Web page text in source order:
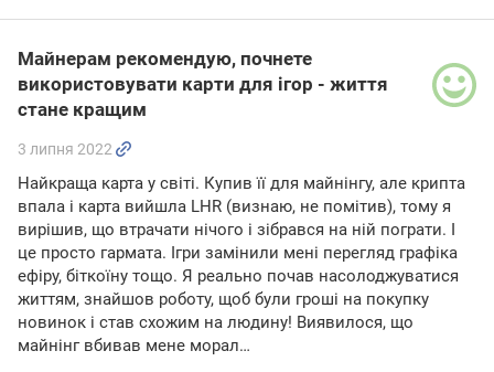
Майнерам рекомендую, почнете
використовувати карти для ігор - життя
стане кращим
3 липня 2022
Найкраща карта у світі. Купив її для майнінгу, але крипта
впала і карта вийшла LHR (визнаю, не помітив), тому я
вирішив, що втрачати нічого і зібрався на ній пограти. І
це просто гармата. Ігри замінили мені перегляд графіка
ефіру, біткоїну тощо. Я реально почав насолоджуватися
життям, знайшов роботу, щоб були гроші на покупку
новинок і став схожим на людину! Виявилося, що
майнінг вбивав мене морал…